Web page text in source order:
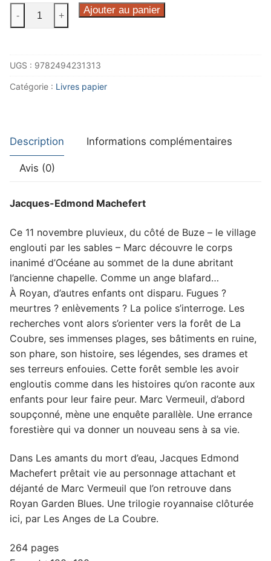
quantité
de
royannaise
-
anges
- + Ajouter au panier
UGS : 9782494231313
Catégorie : Livres papier
Description Informations complémentaires
Avis (0)
Jacques-Edmond Machefert
Ce 11 novembre pluvieux, du côté de Buze – le village
englouti par les sables – Marc découvre le corps
inanimé d’Océane au sommet de la dune abritant
l’ancienne chapelle. Comme un ange blafard…
À Royan, d’autres enfants ont disparu. Fugues ?
meurtres ? enlèvements ? La police s’interroge. Les
recherches vont alors s’orienter vers la forêt de La
Coubre, ses immenses plages, ses bâtiments en ruine,
son phare, son histoire, ses légendes, ses drames et
ses terreurs enfouies. Cette forêt semble les avoir
engloutis comme dans les histoires qu’on raconte aux
enfants pour leur faire peur. Marc Vermeuil, d’abord
soupçonné, mène une enquête parallèle. Une errance
forestière qui va donner un nouveau sens à sa vie.
Dans Les amants du mort d’eau, Jacques Edmond
Machefert prêtait vie au personnage attachant et
déjanté de Marc Vermeuil que l’on retrouve dans
Royan Garden Blues. Une trilogie royannaise clôturée
ici, par Les Anges de La Coubre.
264 pages